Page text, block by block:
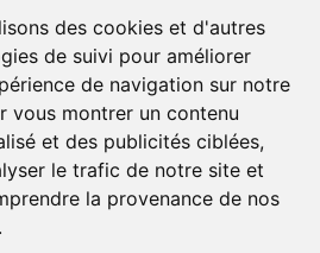
des cookies et d'autres
de suivi pour améliorer
de navigation sur notre
vous montrer un contenu
et des publicités ciblées,
le trafic de notre site et
la provenance de nos
les droits sont réservés.